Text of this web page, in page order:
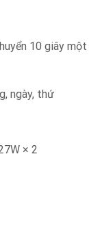
10 giây một
ngày, thứ
× 2